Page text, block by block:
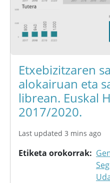
Etxebizitzaren
alokairuan eta
librean. Euskal
2017/2020.
Last updated 3 mins ago
Etiketa orokorrak